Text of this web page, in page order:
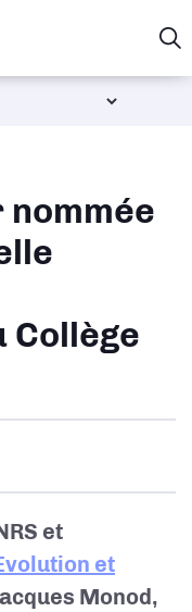
Collège
et
et
Monod,